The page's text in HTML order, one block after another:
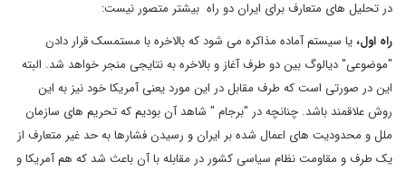
در تحلیل های متعارف برای ایران دو راه بیشتر متصور نیست:
راه اول، یا سیستم آماده مذاکره می شود که بالاخره با مستمسک قرار دادن
"موضوعی" دیالوگ بین دو طرف آغاز و بالاخره به نتایجی منجر خواهد شد. البته
این در صورتی است که طرف مقابل در این مورد یعنی آمریکا خود نیز به این
روش علاقمند باشد. چنانچه در "برجام " شاهد آن بودیم که تحریم های سازمان
ملل و محدودیت های اعمال شده بر ایران و رسیدن فشارها به حد غیر متعارف از
یک طرف و مقاومت نظام سیاسی کشور در مقابله با آن باعث شد که هم آمریکا و